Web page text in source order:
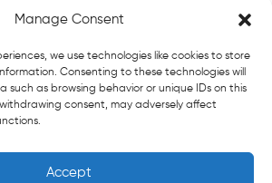
Manage Consent
we use technologies like cookies to store
Consenting to these technologies will
such as browsing behavior or unique IDs on this
consent, may adversely affect
Accept
(управителем)
підприємства.